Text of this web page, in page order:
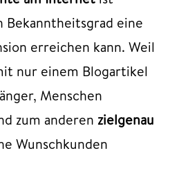
Bekanntheitsgrad eine
erreichen kann. Weil
nur einem Blogartikel
Menschen
zum anderen zielgenau
Wunschkunden